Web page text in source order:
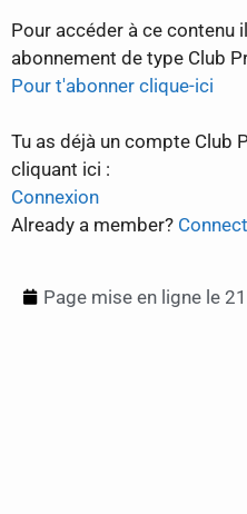
Pour accéder à ce contenu
abonnement de type Club
Pour t'abonner clique-ici
Tu as déjà un compte Club
cliquant ici :
Connexion
Already a member?
Page mise en ligne le